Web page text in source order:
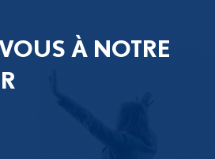
À NOTRE